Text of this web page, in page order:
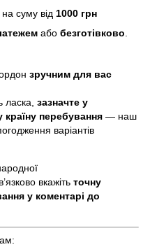
суму від 1000 грн
або безготівково.
зручним для вас
ласка, зазначте у
перебування — наш
варіантів
вкажіть точну
у коментарі до